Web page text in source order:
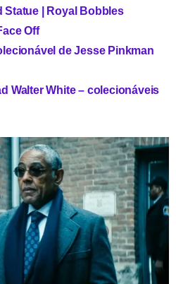
| Royal Bobbles
Off
de Jesse Pinkman
Walter White – colecionáveis